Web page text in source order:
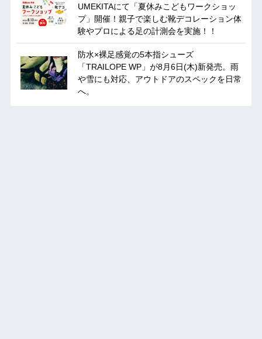
UMEKITAにて「夏休みこどもワークショッ
プ」開催！親子で楽しむ靴デコレーション体
験やプロによる足の計測会を実施！！
防水×裸足感覚の5本指シューズ
「TRAILOPE WP」が8月6日(木)新発売。雨
や雪にも対応、アウトドアのスペックを日常
へ。